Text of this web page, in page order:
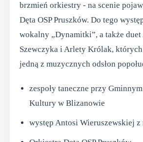
brzmień orkiestry - na scenie
Dęta OSP Pruszków. Do tego
wokalny „Dynamitki”, a także duet
Szewczyka i Arlety Królak,
jedną z muzycznych odsłon
zespoły taneczne przy
Kultury w Blizanowie
występ Antosi Wieruszewskiej z